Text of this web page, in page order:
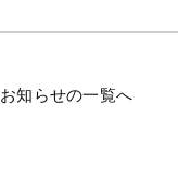
お知らせの一覧へ